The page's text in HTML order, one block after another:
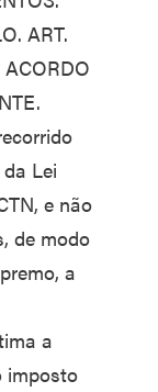
ART.
Lei
e não
de modo
a
a
imposto